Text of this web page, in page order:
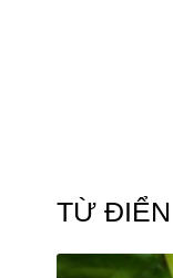
TỪ